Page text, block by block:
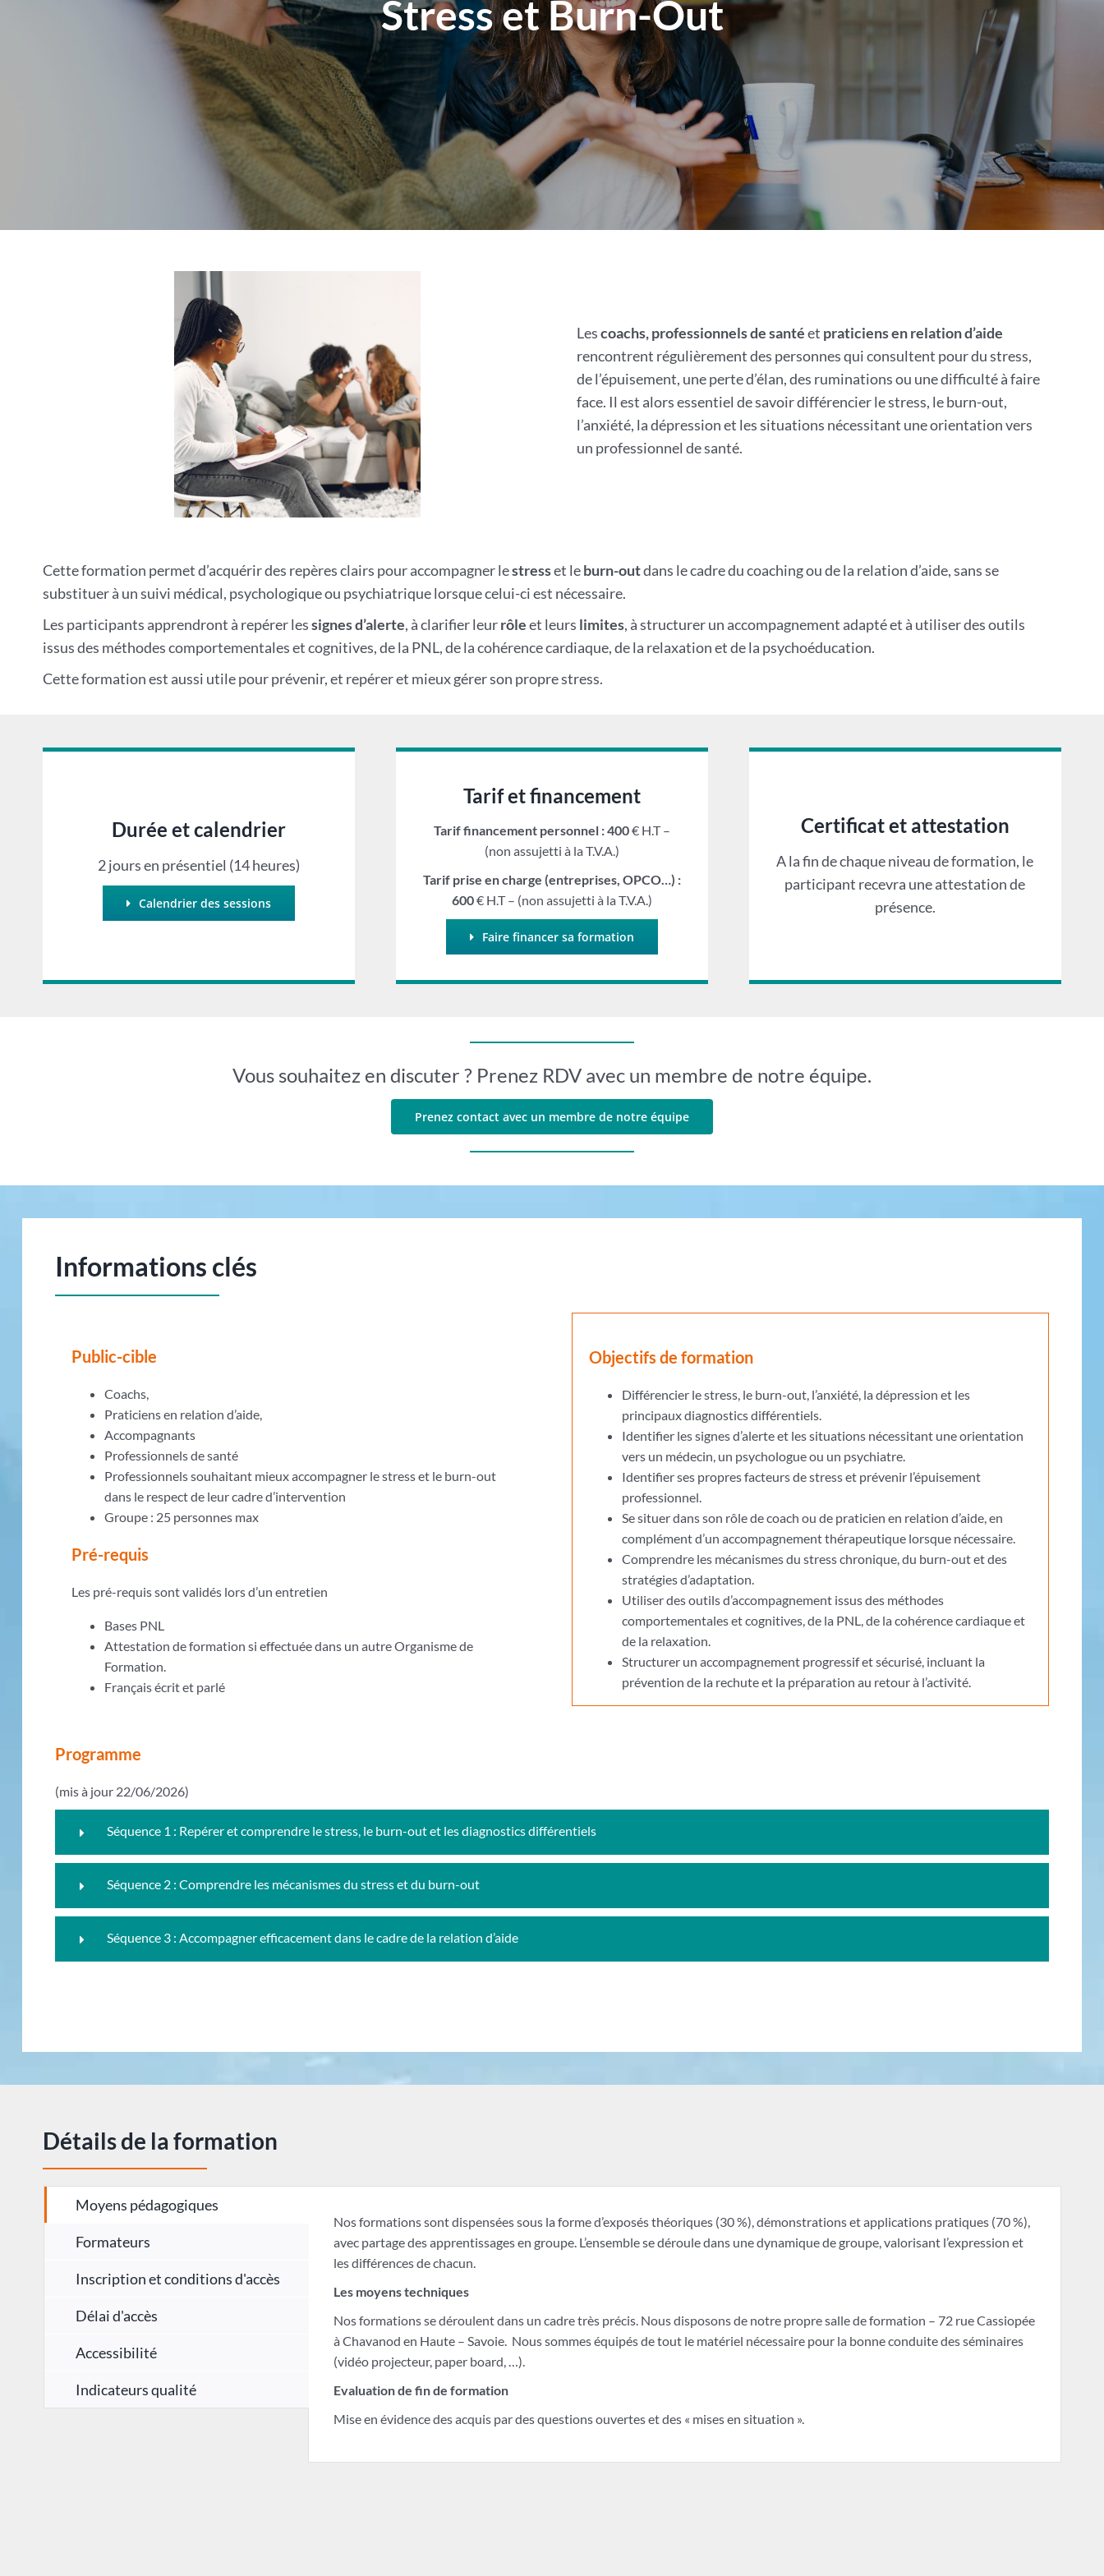
Stress et Burn-Out
Lescoachs, professionnels de santéet praticiens en relation d’aide
rencontrent régulièrement des personnes qui consultent pour du stress,
de l’épuisement, une perte d’élan, des ruminations ou une difficulté à faire
face. Il est alors essentiel de savoir différencier le stress, le burn-out,
l’anxiété, la dépression et les situations nécessitant une orientation vers
un professionnel de santé.
Cette formation permet d’acquérir des repères clairs pour accompagner lestresset leburn-outdans le cadre du coaching ou de la relation d’aide, sans se
substituer à un suivi médical, psychologique ou psychiatrique lorsque celui-ci est nécessaire.
Les participants apprendront à repérer lessignes d’alerte, à clarifier leurrôleet leurs limites, à structurer un accompagnement adapté et à utiliser des outils
issus des méthodes comportementales et cognitives, de la PNL, de la cohérence cardiaque, de la relaxation et de la psychoéducation.
Cette formation est aussi utile pour prévenir, et repérer et mieux gérer son propre stress.
Durée et calendrier
2 jours en présentiel (14 heures)
Calendrier des sessions
Tarif et financement
Tarif financement personnel : 400€ H.T –
(non assujetti à la T.V.A.)
Tarif prise en charge (entreprises, OPCO…) :
600€ H.T – (non assujetti à la T.V.A.)
Faire financer sa formation
Certificat et attestation
A la fin de chaque niveau de formation, le
participant recevra une attestation de
présence.
Vous souhaitez en discuter ? Prenez RDV avec un membre de notre équipe.
Prenez contact avec un membre de notre équipe
Informations clés
Public-cible
Coachs,
Praticiens en relation d’aide,
Accompagnants
Professionnels de santé
Professionnels souhaitant mieux accompagner le stress et le burn-out
dans le respect de leur cadre d’intervention
Groupe : 25 personnes max
Pré-requis
Les pré-requis sont validés lors d’un entretien
Bases PNL
Attestation de formation si effectuée dans un autre Organisme de
Formation.
Français écrit et parlé
Objectifs de formation
Différencier le stress, le burn-out, l’anxiété, la dépression et les
principaux diagnostics différentiels.
Identifier les signes d’alerte et les situations nécessitant une orientation
vers un médecin, un psychologue ou un psychiatre.
Identifier ses propres facteurs de stress et prévenir l’épuisement
professionnel.
Se situer dans son rôle de coach ou de praticien en relation d’aide, en
complément d’un accompagnement thérapeutique lorsque nécessaire.
Comprendre les mécanismes du stress chronique, du burn-out et des
stratégies d’adaptation.
Utiliser des outils d’accompagnement issus des méthodes
comportementales et cognitives, de la PNL, de la cohérence cardiaque et
de la relaxation.
Structurer un accompagnement progressif et sécurisé, incluant la
prévention de la rechute et la préparation au retour à l’activité.
Programme
(mis à jour 22/06/2026)
Séquence 1 : Repérer et comprendre le stress, le burn-out et les diagnostics différentiels
Séquence 2 : Comprendre les mécanismes du stress et du burn-out
Séquence 3 : Accompagner efficacement dans le cadre de la relation d’aide
Détails de la formation
Moyens pédagogiques
Formateurs
Inscription et conditions d'accès
Délai d'accès
Accessibilité
Indicateurs qualité
Nos formations sont dispensées sous la forme d’exposés théoriques (30 %), démonstrations et applications pratiques (70 %),
avec partage des apprentissages en groupe. L’ensemble se déroule dans une dynamique de groupe, valorisant l’expression et
les différences de chacun.
Les moyens techniques
Nos formations se déroulent dans un cadre très précis. Nous disposons de notre propre salle de formation – 72 rue Cassiopée
à Chavanod en Haute – Savoie. Nous sommes équipés de tout le matériel nécessaire pour la bonne conduite des séminaires
(vidéo projecteur, paper board, …).
Evaluation de fin de formation
Mise en évidence des acquis par des questions ouvertes et des « mises en situation ».